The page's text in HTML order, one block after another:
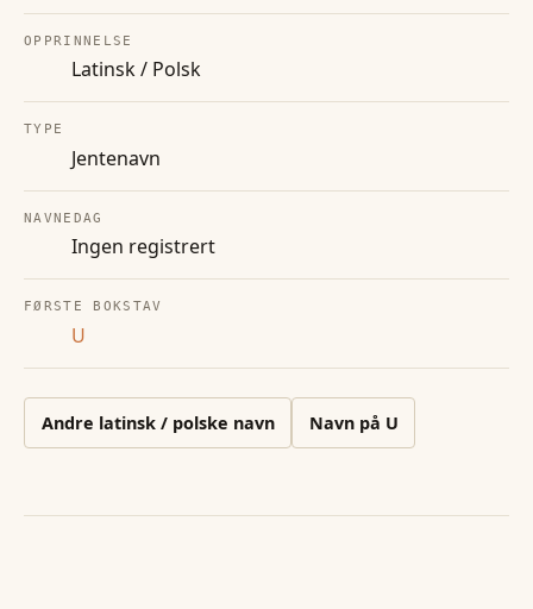
OPPRINNELSE
Latinsk / Polsk
TYPE
Jentenavn
NAVNEDAG
Ingen registrert
FØRSTE BOKSTAV
U
Andre latinsk / polske navn Navn på U